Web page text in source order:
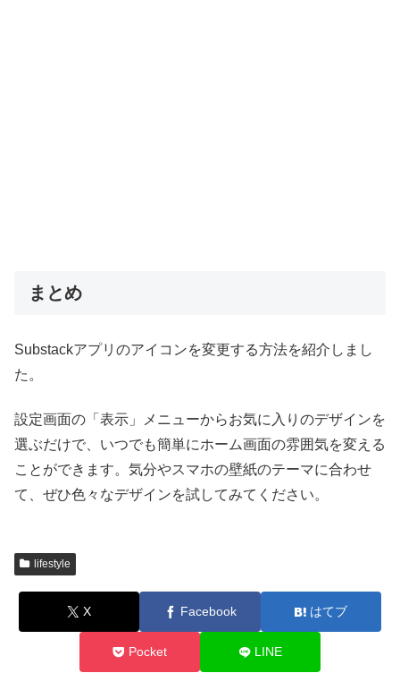
まとめ
Substackアプリのアイコンを変更する方法を紹介しまし
た。
設定画面の「表示」メニューからお気に入りのデザインを
選ぶだけで、いつでも簡単にホーム画面の雰囲気を変える
ことができます。気分やスマホの壁紙のテーマに合わせ
て、ぜひ色々なデザインを試してみてください。
lifestyle
X Facebook はてブ
Pocket LINE